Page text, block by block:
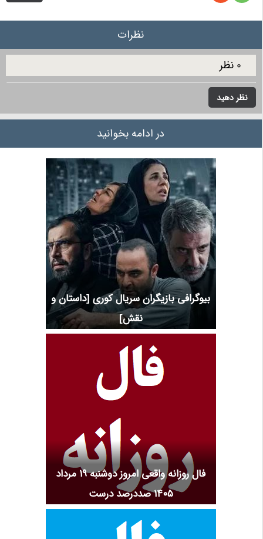
نظرات
0 نظر
نظر دهید
در ادامه بخوانید
بیوگرافی بازیگران سریال کوری [داستان و
نقش]
فال روزانه واقعی امروز دوشنبه ۱۹ مرداد
۱۴۰۵ صددرصد درست